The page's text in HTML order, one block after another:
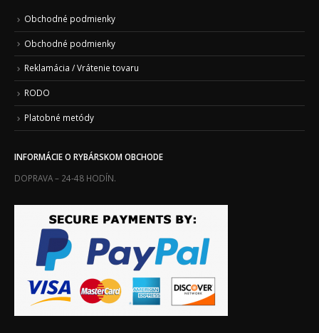
Obchodné podmienky
Obchodné podmienky
Reklamácia / Vrátenie tovaru
RODO
Platobné metódy
INFORMÁCIE O RYBÁRSKOM OBCHODE
DOPRAVA – 24-48 HODÍN.